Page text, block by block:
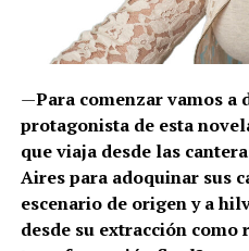
—Para comenzar vamos a
protagonista de esta
que viaja desde las
Aires para adoquinar sus
escenario de origen y a
desde su extracción como